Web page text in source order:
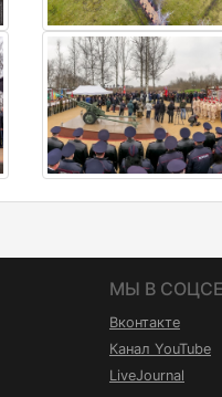
МЫ В
Вконтакте
Канал YouTube
LiveJournal